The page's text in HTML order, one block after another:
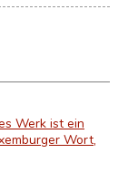
Werk ist ein
Wort,